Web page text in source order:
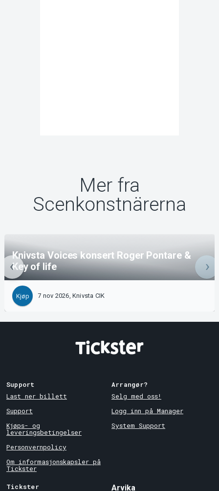
Mer fra
Scenkonstnärerna
Knivsta Voices konsert Roger Pontare &
Key of life
Kjøp 7 nov 2026, Knivsta CIK
Support
Last ner billett
Support
Kjøps- og
leveringsbetingelser
Personvernpolicy
Om informasjonskapsler på
Tickster
Arrangør?
Selg med oss!
Logg inn på Manager
System Support
Tickster Arvika